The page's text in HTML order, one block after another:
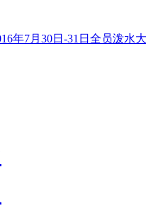
年7月30日-31日全员泼水